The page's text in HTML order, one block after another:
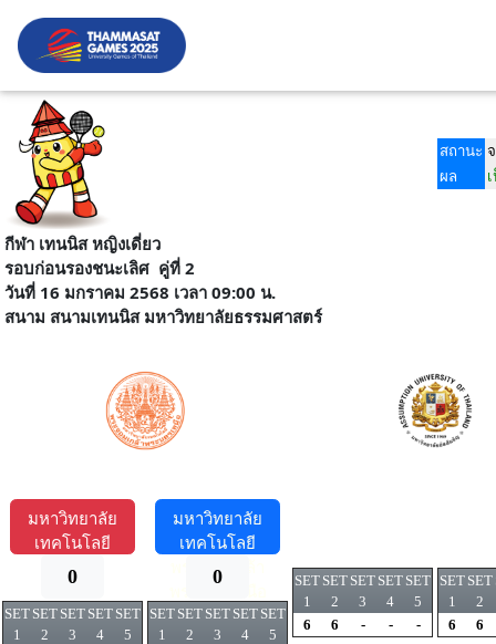
สถานะ
ผล
กีฬา เทนนิส หญิงเดี่ยว
รอบก่อนรองชนะเลิศ คู่ที่ 2
วันที่ 16 มกราคม 2568 เวลา 09:00 น.
สนาม สนามเทนนิส มหาวิทยาลัยธรรมศาสตร์
มหาวิทยาลัย
เทคโนโลยี
พระจอมเกล้า
0
SET
1
SET
2
SET
3
SET
4
SET
5
มหาวิทยาลัย
เทคโนโลยี
พระจอมเกล้า
0
SET
1
SET
2
SET
3
SET
4
SET
5
SET
1
SET
2
SET
3
SET
4
SET
5
6
6 - - -
SET
1
SET
2
6 6